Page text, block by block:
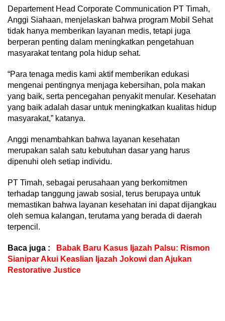
Departement Head Corporate Communication PT Timah,
Anggi Siahaan, menjelaskan bahwa program Mobil Sehat
tidak hanya memberikan layanan medis, tetapi juga
berperan penting dalam meningkatkan pengetahuan
masyarakat tentang pola hidup sehat.
“Para tenaga medis kami aktif memberikan edukasi
mengenai pentingnya menjaga kebersihan, pola makan
yang baik, serta pencegahan penyakit menular. Kesehatan
yang baik adalah dasar untuk meningkatkan kualitas hidup
masyarakat,” katanya.
Anggi menambahkan bahwa layanan kesehatan
merupakan salah satu kebutuhan dasar yang harus
dipenuhi oleh setiap individu.
PT Timah, sebagai perusahaan yang berkomitmen
terhadap tanggung jawab sosial, terus berupaya untuk
memastikan bahwa layanan kesehatan ini dapat dijangkau
oleh semua kalangan, terutama yang berada di daerah
terpencil.
Baca juga :
Babak Baru Kasus Ijazah Palsu: Rismon
Sianipar Akui Keaslian Ijazah Jokowi dan Ajukan
Restorative Justice